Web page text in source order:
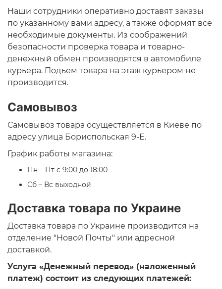
Наши сотрудники оперативно доставят заказы
по указанному вами адресу, а также оформят все
необходимые документы. Из соображений
безопасности проверка товара и товарно-
денежный обмен производятся в автомобиле
курьера. Подъем товара на этаж курьером не
производится.
Самовывоз
Самовывоз товара осуществляется в Киеве по
адресу улица Бориспольская 9-Е.
График работы магазина:
Пн – Пт с 9:00 до 18:00
Сб – Вс выходной
Доставка товара по Украине
Доставка товара по Украине производится на
отделение "Новой Почты" или адресной
доставкой.
Услуга «Денежный перевод» (наложенный
платеж) состоит из следующих платежей: